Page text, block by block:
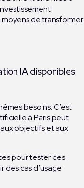
de transformer
IA disponibles
besoins. C’est
à Paris peut
objectifs et aux
pour tester des
des cas d’usage